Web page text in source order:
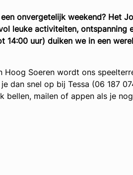
onvergetelijk weekend? Het
leuke activiteiten, ontspanning
uur) duiken we in een
Hoog Soeren wordt ons
dan snel op bij Tessa (06 187
bellen, mailen of appen als je